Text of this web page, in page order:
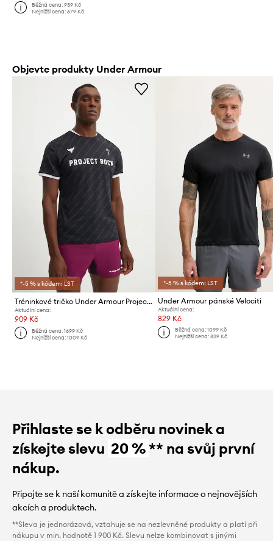
Běžná cena:939 Kč
Nejnižší cena:679 Kč
Objevte produkty Under Armour
*-5 % s kódem: LST
Tréninkové tričko Under Armour Project Rock
Aktuální cena:
909 Kč
Běžná cena:1699 Kč
Nejnižší cena:1009 Kč
*-5 % s kódem: LST
Under Armour pánské Velociti
Aktuální cena:
829 Kč
Běžná cena: 1099 Kč
Nejnižší cena: 839 Kč
Přihlaste se k odběru novinek a
získejte slevu 20 %** na svůj první
nákup.
Připojte se k naší komunitě a získejte informace o nejnovějších
akcích a produktech.
**Sleva je jednorázová, vztahuje se na nezlevněné produkty a platí při
nákupu v min. hodnotě 1 900 Kč. Slevu nelze kombinovat s jinými